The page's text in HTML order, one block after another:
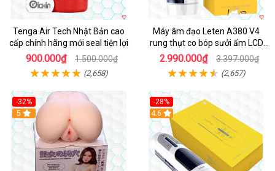
Tenga Air Tech Nhật Bản cao
cấp chính hãng mới seal tiện lợi
900.000₫ 1.500.000₫
(2,658)
Máy âm đạo Leten A380 V4
rung thụt co bóp sưởi ấm LCD
đẹp
2.990.000₫ 3.397.000₫
(2,657)
-32%
Hot
5
-28%
Hot
4.6